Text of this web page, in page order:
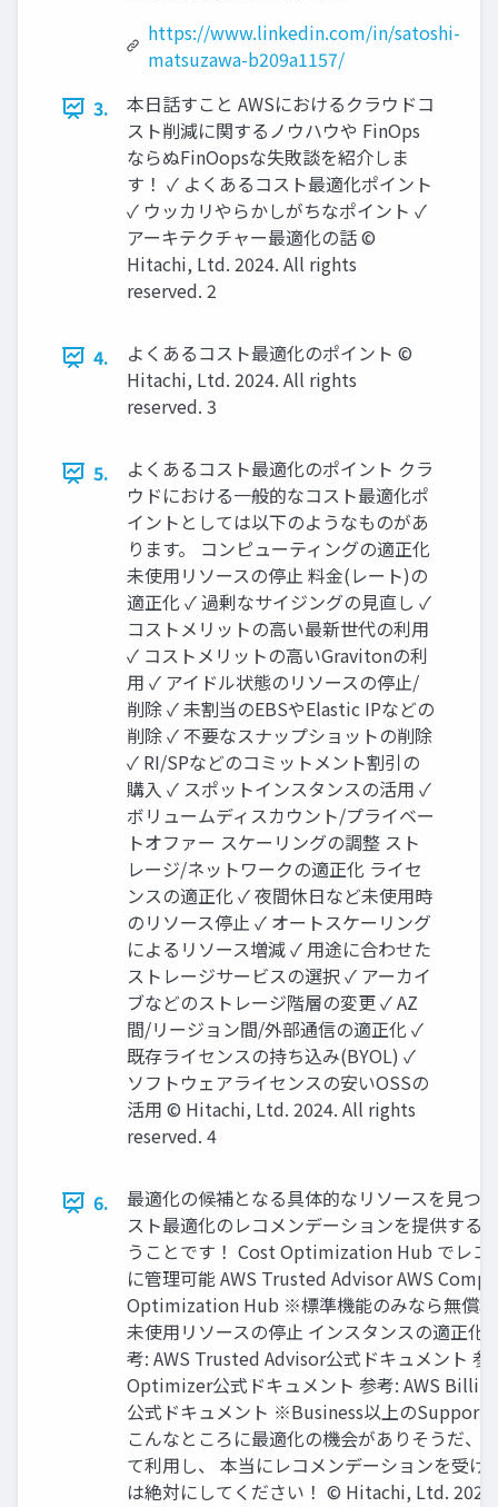
https://www.linkedin.com/in/satoshi-
matsuzawa-b209a1157/
3.
本日話すこと AWSにおけるクラウドコ
スト削減に関するノウハウや FinOps
ならぬFinOopsな失敗談を紹介しま
す！ ✓ よくあるコスト最適化ポイント
✓ ウッカリやらかしがちなポイント ✓
アーキテクチャー最適化の話 ©
Hitachi, Ltd. 2024. All rights
reserved. 2
4.
よくあるコスト最適化のポイント ©
Hitachi, Ltd. 2024. All rights
reserved. 3
5.
よくあるコスト最適化のポイント クラ
ウドにおける一般的なコスト最適化ポ
イントとしては以下のようなものがあ
ります。 コンピューティングの適正化
未使用リソースの停止 料金(レート)の
適正化 ✓ 過剰なサイジングの見直し ✓
コストメリットの高い最新世代の利用
✓ コストメリットの高いGravitonの利
用 ✓ アイドル状態のリソースの停止/
削除 ✓ 未割当のEBSやElastic IPなどの
削除 ✓ 不要なスナップショットの削除
✓ RI/SPなどのコミットメント割引の
購入 ✓ スポットインスタンスの活用 ✓
ボリュームディスカウント/プライベー
トオファー スケーリングの調整 スト
レージ/ネットワークの適正化 ライセ
ンスの適正化 ✓ 夜間休日など未使用時
のリソース停止 ✓ オートスケーリング
によるリソース増減 ✓ 用途に合わせた
ストレージサービスの選択 ✓ アーカイ
ブなどのストレージ階層の変更 ✓ AZ
間/リージョン間/外部通信の適正化 ✓
既存ライセンスの持ち込み(BYOL) ✓
ソフトウェアライセンスの安いOSSの
活用 © Hitachi, Ltd. 2024. All rights
reserved. 4
6.
最適化の候補となる具体的なリソースを見つ
スト最適化のレコメンデーションを提供する
うことです！ Cost Optimization Hub でレコ
に管理可能 AWS Trusted Advisor AWS
Optimization Hub ※標準機能のみなら無償
未使用リソースの停止 インスタンスの適正化
考: AWS Trusted Advisor公式ドキュメント
Optimizer公式ドキュメント 参考: AWS
公式ドキュメント ※Business以上のSupport
こんなところに最適化の機会がありそうだ、
て利用し、 本当にレコメンデーションを受け
は絶対にしてください！ © Hitachi, Ltd.